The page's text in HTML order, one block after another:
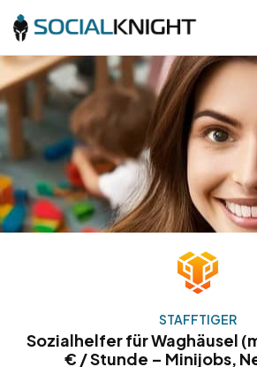
STAFFTIGER
Sozialhelfer für Waghäusel
€ / Stunde – Minijobs,